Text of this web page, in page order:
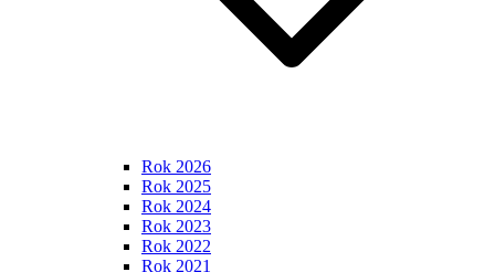
Rok 2026
Rok 2025
Rok 2024
Rok 2023
Rok 2022
Rok 2021